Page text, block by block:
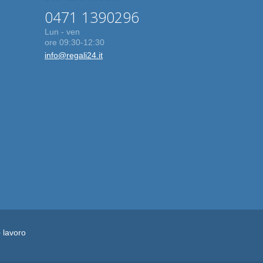
0471 1390296
Lun - ven
ore 09:30-12:30
info@regali24.it
lavoro